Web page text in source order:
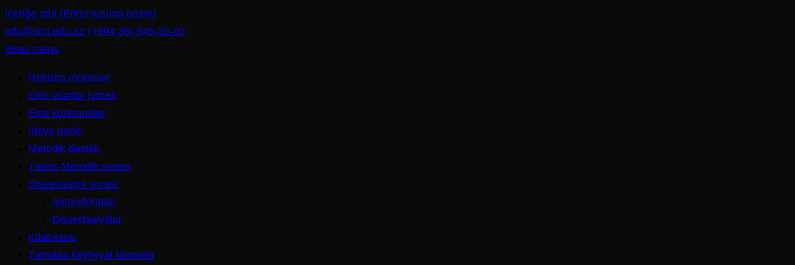
İçeriğe atla (Enter tuşuna basın)
info@nmi.edu.az (+994 36) 545-32-02
Əsas menu
Rektora müraciət
Elmi əsərlər jurnalı
Elmi konfranslar
İdeya bankı
Metodik dəstək
Tədris-Metodik şurası
Dissertasiya şurası
Avtoreferatlar
Dissertasiyalar
Kitabxana
Təhsildə keyfiyyət təminatı